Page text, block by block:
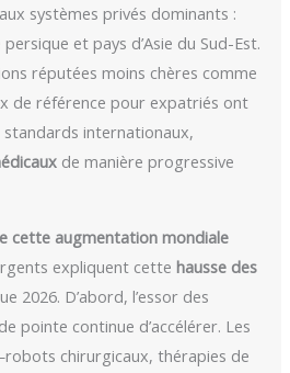
systèmes privés dominants :
et pays d’Asie du Sud-Est.
réputées moins chères comme
de référence pour expatriés ont
internationaux,
de manière progressive
cette augmentation mondiale
expliquent cettehausse des
2026. D’abord, l’essor des
pointe continue d’accélérer. Les
chirurgicaux, thérapies de